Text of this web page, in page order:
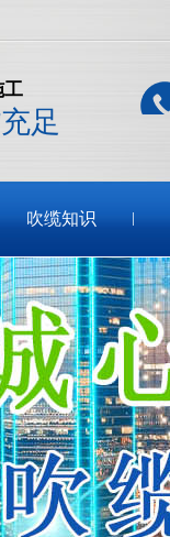
工
足
吹缆知识